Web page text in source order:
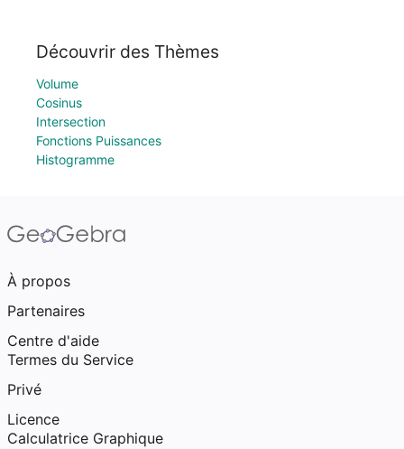
Découvrir des Thèmes
Volume
Cosinus
Intersection
Fonctions Puissances
Histogramme
À propos
Partenaires
Centre d'aide
Termes du Service
Privé
Licence
Calculatrice Graphique